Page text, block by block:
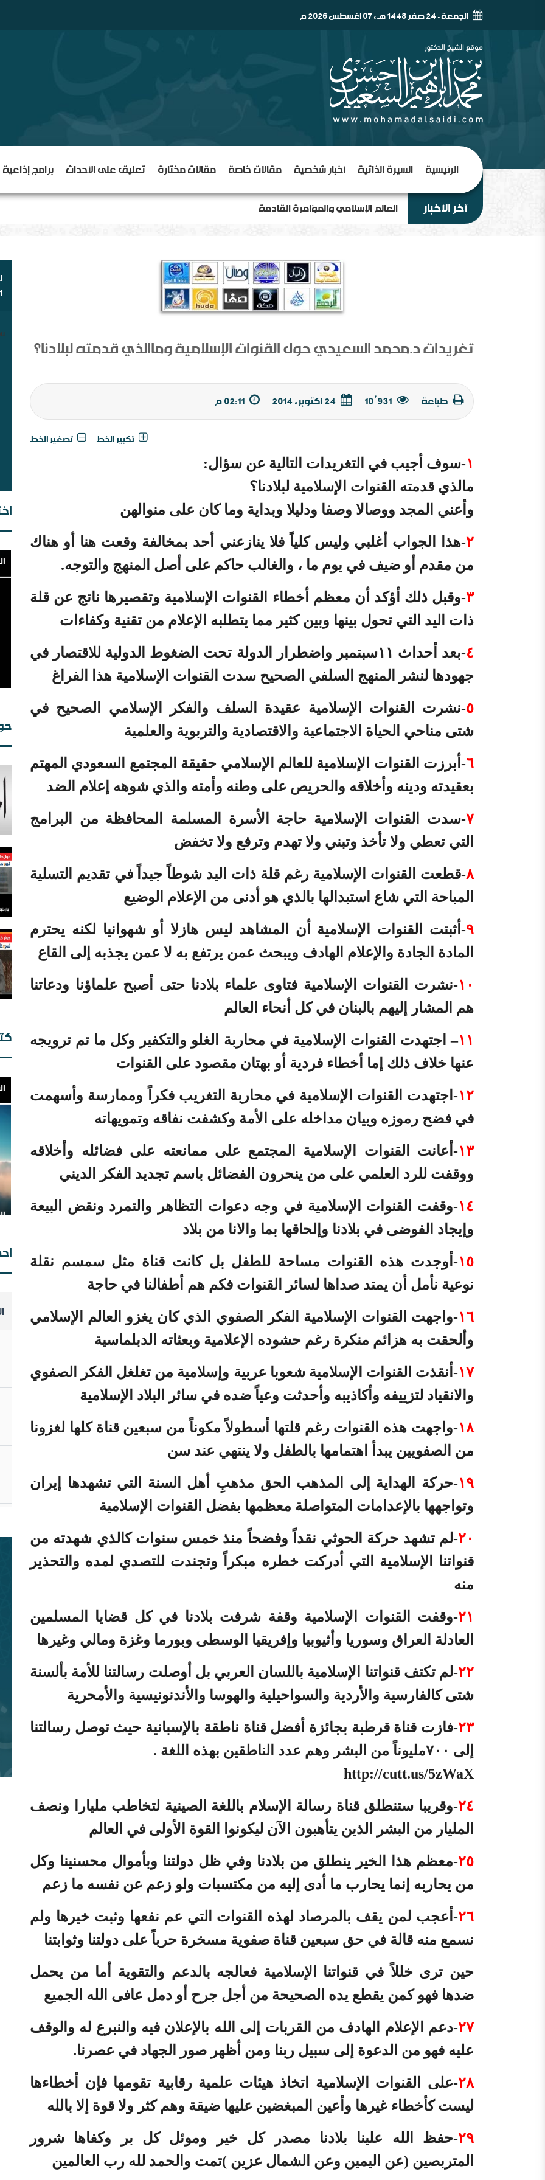
الجمعة - 24 صفر 1448 هـ , 07 أغسطس 2026 م
الرئيسية السيرة الذاتية أخبار شخصية مقالات خاصة مقالات مختارة تعليق على الأحداث برامج إذاعية
آخر الأخبار العالم الإسلامي والمؤامرة القادمة
تغريدات د.محمد السعيدي حول القنوات الإسلامية وماالذي قدمته لبلادنا؟
طباعة 10٬931
تكبير الخط تصغير الخط
١-سوف أجيب في التغريدات التالية عن سؤال:
مالذي قدمته القنوات الإسلامية لبلادنا؟
وأعني المجد ووصالا وصفا ودليلا وبداية وما كان على منوالهن
٢-هذا الجواب أغلبي وليس كلياً فلا ينازعني أحد بمخالفة وقعت هنا أو هناك
من مقدم أو ضيف في يوم ما ، والغالب حاكم على أصل المنهج والتوجه.
٣-وقبل ذلك أؤكد أن معظم أخطاء القنوات الإسلامية وتقصيرها ناتج عن قلة
ذات اليد التي تحول بينها وبين كثير مما يتطلبه الإعلام من تقنية وكفاءات
٤
-بعد أحداث ١١سبتمبر واضطرار الدولة تحت الضغوط الدولية للاقتصار في
جهودها لنشر المنهج السلفي الصحيح سدت القنوات الإسلامية هذا الفراغ
٥-نشرت القنوات الإسلامية عقيدة السلف والفكر الإسلامي الصحيح في
شتى مناحي الحياة الاجتماعية والاقتصادية والتربوية والعلمية
٦-أبرزت القنوات الإسلامية للعالم الإسلامي حقيقة المجتمع السعودي المهتم
بعقيدته ودينه وأخلاقه والحريص على وطنه وأمته والذي شوهه إعلام الضد
٧-سدت القنوات الإسلامية حاجة الأسرة المسلمة المحافظة من البرامج
التي تعطي ولا تأخذ وتبني ولا تهدم وترفع ولا تخفض
٨-قطعت القنوات الإسلامية رغم قلة ذات اليد شوطاً جيداً في تقديم التسلية
المباحة التي شاع استبدالها بالذي هو أدنى من الإعلام الوضيع
٩-أثبتت القنوات الإسلامية أن المشاهد ليس هازلا أو شهوانيا لكنه يحترم
المادة الجادة والإعلام الهادف ويبحث عمن يرتفع به لا عمن يجذبه إلى القاع
١٠-نشرت القنوات الإسلامية فتاوى علماء بلادنا حتى أصبح علماؤنا ودعاتنا
هم المشار إليهم بالبنان في كل أنحاء العالم
١١– اجتهدت القنوات الإسلامية في محاربة الغلو والتكفير وكل ما تم ترويجه
عنها خلاف ذلك إما أخطاء فردية أو بهتان مقصود على القنوات
١٢-اجتهدت القنوات الإسلامية في محاربة التغريب فكراً وممارسة وأسهمت
في فضح رموزه وبيان مداخله على الأمة وكشفت نفاقه وتمويهاته
١٣-أعانت القنوات الإسلامية المجتمع على ممانعته على فضائله وأخلاقه
ووقفت للرد العلمي على من ينحرون الفضائل باسم تجديد الفكر الديني
١٤-وقفت القنوات الإسلامية في وجه دعوات التظاهر والتمرد ونقض البيعة
وإيجاد الفوضى في بلادنا وإلحاقها بما والانا من بلاد
١٥-أوجدت هذه القنوات مساحة للطفل بل كانت قناة مثل سمسم نقلة
نوعية نأمل أن يمتد صداها لسائر القنوات فكم هم أطفالنا في حاجة
١٦-واجهت القنوات الإسلامية الفكر الصفوي الذي كان يغزو العالم الإسلامي
وألحقت به هزائم منكرة رغم حشوده الإعلامية وبعثاته الدبلماسية
١٧-أنقذت القنوات الإسلامية شعوبا عربية وإسلامية من تغلغل الفكر الصفوي
والانقياد لتزييفه وأكاذيبه وأحدثت وعياً ضده في سائر البلاد الإسلامية
١٨-واجهت هذه القنوات رغم قلتها أسطولاً مكوناً من سبعين قناة كلها لغزونا
من الصفويين يبدأ اهتمامها بالطفل ولا ينتهي عند سن
١٩-حركة الهداية إلى المذهب الحق مذهبِ أهل السنة التي تشهدها إيران
وتواجهها بالإعدامات المتواصلة معظمها بفضل القنوات الإسلامية
٢٠-لم تشهد حركة الحوثي نقداً وفضحاً منذ خمس سنوات كالذي شهدته من
قنواتنا الإسلامية التي أدركت خطره مبكراً وتجندت للتصدي لمده والتحذير
منه
٢١-وقفت القنوات الإسلامية وقفة شرفت بلادنا في كل قضايا المسلمين
العادلة العراق وسوريا وأثيوبيا وإفريقيا الوسطى وبورما وغزة ومالي وغيرها
٢٢-لم تكتف قنواتنا الإسلامية باللسان العربي بل أوصلت رسالتنا للأمة بألسنة
شتى كالفارسية والأردية والسواحيلية والهوسا والأندنونيسية والأمحرية
٢٣-فازت قناة قرطبة بجائزة أفضل قناة ناطقة بالإسبانية حيث توصل رسالتنا
إلى ٧٠٠مليوناً من البشر وهم عدد الناطقين بهذه اللغة .
http://cutt.us/5zWaX
٢٤-وقريبا ستنطلق قناة رسالة الإسلام باللغة الصينية لتخاطب مليارا ونصف
المليار من البشر الذين يتأهبون الآن ليكونوا القوة الأولى في العالم
٢٥-معظم هذا الخير ينطلق من بلادنا وفي ظل دولتنا وبأموال محسنينا وكل
من يحاربه إنما يحارب ما أدى إليه من مكتسبات ولو زعم عن نفسه ما زعم
٢٦-أعجب لمن يقف بالمرصاد لهذه القنوات التي عم نفعها وثبت خيرها ولم
نسمع منه قالة في حق سبعين قناة صفوية مسخرة حرباً على دولتنا وثوابتنا
حين ترى خللاً في قنواتنا الإسلامية فعالجه بالدعم والتقوية أما من يحمل
ضدها فهو كمن يقطع يده الصحيحة من أجل جرح أو دمل عافى الله الجميع
٢٧-دعم الإعلام الهادف من القربات إلى الله بالإعلان فيه والنبرع له والوقف
عليه فهو من الدعوة إلى سبيل ربنا ومن أظهر صور الجهاد في عصرنا.
٢٨-على القنوات الإسلامية اتخاذ هيئات علمية رقابية تقومها فإن أخطاءها
ليست كأخطاء غيرها وأعين المبغضين عليها ضيقة وهم كثر ولا قوة إلا بالله
٢٩-حفظ الله علينا بلادنا مصدر كل خير وموئل كل بر وكفاها شرور
المتربصين (عن اليمين وعن الشمال عزين )تمت والحمد لله رب العالمين